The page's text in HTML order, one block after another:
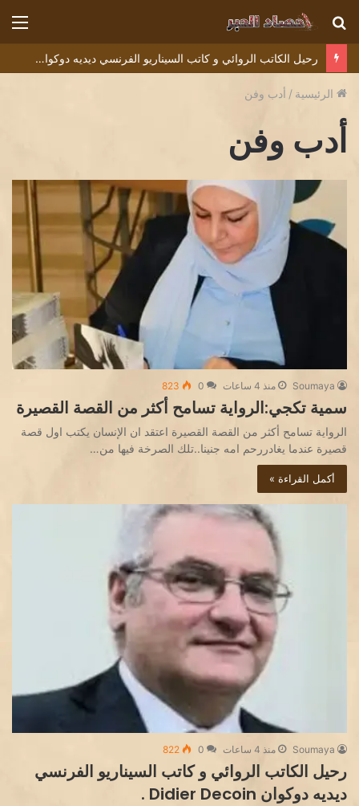
بحث
عن
رحيل الكاتب الروائي و كاتب السيناريو الفرنسي ديديه دوكوان Didier Decoin .
الرئيسية / أدب وفن
أدب وفن
Soumaya منذ 4 ساعات 0
823
سمية تكجي:الرواية تسامح أكثر من القصة القصيرة
الرواية تسامح أكثر من القصة القصيرة اعتقد ان الإنسان يكتب اول قصة
قصيرة عندما يغادررحم امه جنينا..تلك الصرخة فيها من…
أكمل القراءة »
Soumaya منذ 4 ساعات 0
822
رحيل الكاتب الروائي و كاتب السيناريو الفرنسي
ديديه دوكوان Didier Decoin .